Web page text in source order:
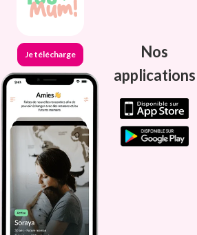
Je télécharge
Nos
applications